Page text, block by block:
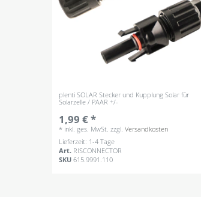
plenti SOLAR Stecker und Kupplung Solar für
Solarzelle / PAAR +/-
1,99 € *
* inkl. ges. MwSt. zzgl.Versandkosten
Lieferzeit: 1-4 Tage
Art. RISCONNECTOR
SKU615.9991.110